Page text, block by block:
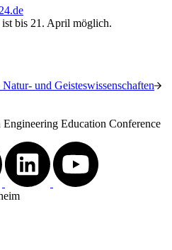
bis 21. April möglich.
und Geisteswissenschaften
Education Conference